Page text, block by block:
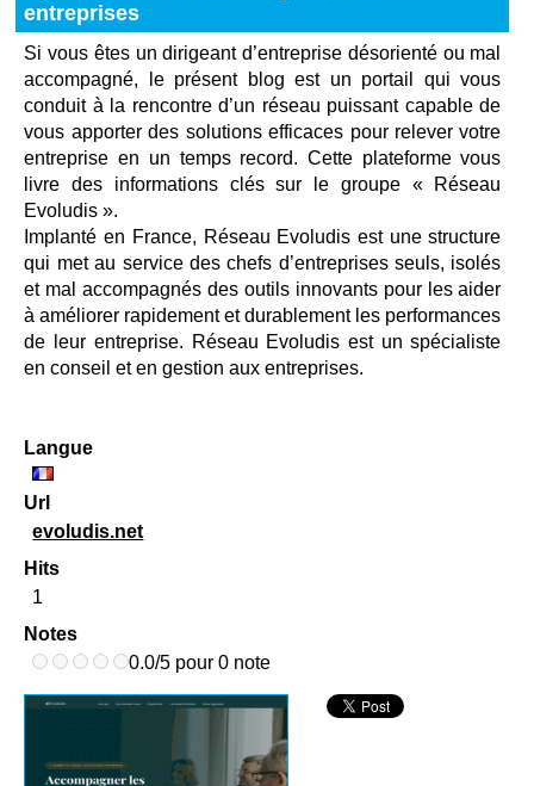
entreprises
Si vous êtes un dirigeant d’entreprise désorienté ou mal
accompagné, le présent blog est un portail qui vous
conduit à la rencontre d’un réseau puissant capable de
vous apporter des solutions efficaces pour relever votre
entreprise en un temps record. Cette plateforme vous
livre des informations clés sur le groupe « Réseau
Evoludis ».
Implanté en France, Réseau Evoludis est une structure
qui met au service des chefs d’entreprises seuls, isolés
et mal accompagnés des outils innovants pour les aider
à améliorer rapidement et durablement les performances
de leur entreprise. Réseau Evoludis est un spécialiste
en conseil et en gestion aux entreprises.
Langue
Url
evoludis.net
Hits
1
Notes
0.0/5 pour 0 note